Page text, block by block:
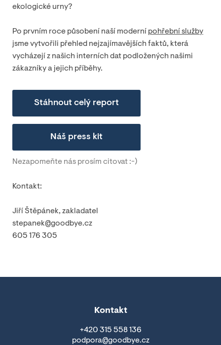
ekologické urny?
Po prvním roce působení naší moderní pohřební služby
jsme vytvořili přehled nejzajímavějších faktů, která
vycházejí z našich interních dat podložených našimi
zákazníky a jejich příběhy.
Stáhnout celý report
Náš press kit
Nezapomeňte nás prosím citovat :-)
Kontakt:
Jiří Štěpánek, zakladatel
stepanek@goodbye.cz
605 176 305
Kontakt
+420 315 558 136
podpora@goodbye.cz